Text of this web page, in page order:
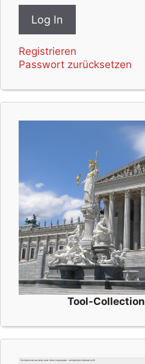
Registrieren
Passwort zurücksetzen
Tool-Collection